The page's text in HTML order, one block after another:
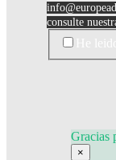
consulte
Gracias
×